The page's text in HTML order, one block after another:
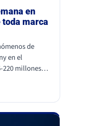
en
toda marca
de
en el
220 millones
Superficies
profundas
Para